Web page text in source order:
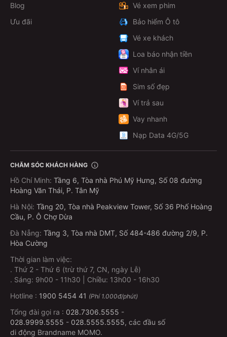
Blog
Ưu đãi
Vé xem phim
Bảo hiểm Ô tô
Vé xe khách
Loa báo nhận tiền
Ví nhân ái
Sim số đẹp
Ví trả sau
Vay nhanh
Nạp Data 4G/5G
CHĂM SÓC KHÁCH HÀNG
Hồ Chí Minh: Tầng 6, Tòa nhà Phú Mỹ Hưng, Số 08 đường
Hoàng Văn Thái, P. Tân Mỹ
Hà Nội: Tầng 20, Tòa nhà Peakview Tower, Số 36 Phố Hoàng
Cầu, P. Ô Chợ Dừa
Đà Nẵng: Tầng 3, Tòa nhà DMT, Số 484-486 đường 2/9, P.
Hòa Cường
Thời gian làm việc:
. Thứ 2 - Thứ 6 (trừ thứ 7, CN, ngày Lễ)
. Sáng: 9h00 - 11h30 | Chiều: 13h00 - 16h30
Hotline : 1900 5454 41 (Phí 1.000đ/phút)
Tổng đài gọi ra : 028.7306.5555 -
028.9999.5555 - 028.5555.5555, các đầu số
di động Brandname MOMO.